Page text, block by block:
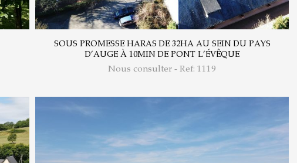
SOUS PROMESSE HARAS DE 32HA AU SEIN DU PAYS
D’AUGE À 10MIN DE PONT L’ÉVÊQUE
Nous consulter - Ref: 1119